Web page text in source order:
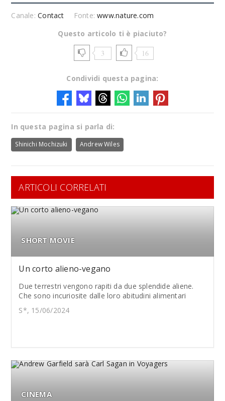
Canale:Contact Fonte:www.nature.com
Questo articolo ti è piaciuto?
3 16
Condividi questa pagina:
In questa pagina si parla di:
Shinichi Mochizuki Andrew Wiles
ARTICOLI CORRELATI
SHORT MOVIE
Un corto alieno-vegano
Due terrestri vengono rapiti da due splendide aliene.
Che sono incuriosite dalle loro abitudini alimentari
S*, 15/06/2024
CINEMA